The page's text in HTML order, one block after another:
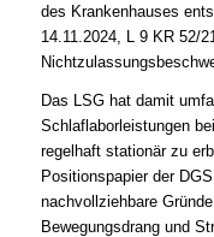
des Krankenhauses
14.11.2024, L 9 KR 52/
Das LSG hat damit
Schlaflaborleistungen
regelhaft stationär zu
Positionspapier der
nachvollziehbare
Bewegungsdrang und